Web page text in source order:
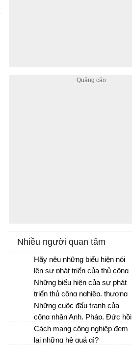
Nhiều người quan tâm
Hãy nêu những biểu hiện nói
lên sự phát triển của thủ công
nghiệp và thương nghiệp thời
Lý, Trần, Lê?
Những biểu hiện của sự phát
triển thủ công nghiệp, thương
nghiệp trong các thế kỉ XVI –
XVIII?
Những cuộc đấu tranh của
công nhân Anh, Pháp, Đức hồi
đầu thế kỉ XIX phản ánh điều
gì?
Cách mạng công nghiệp đem
lại những hệ quả gì?